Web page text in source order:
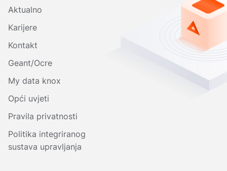
Aktualno
Karijere
Kontakt
Geant/Ocre
My data knox
Opći uvjeti
Pravila privatnosti
Politika integriranog
sustava upravljanja